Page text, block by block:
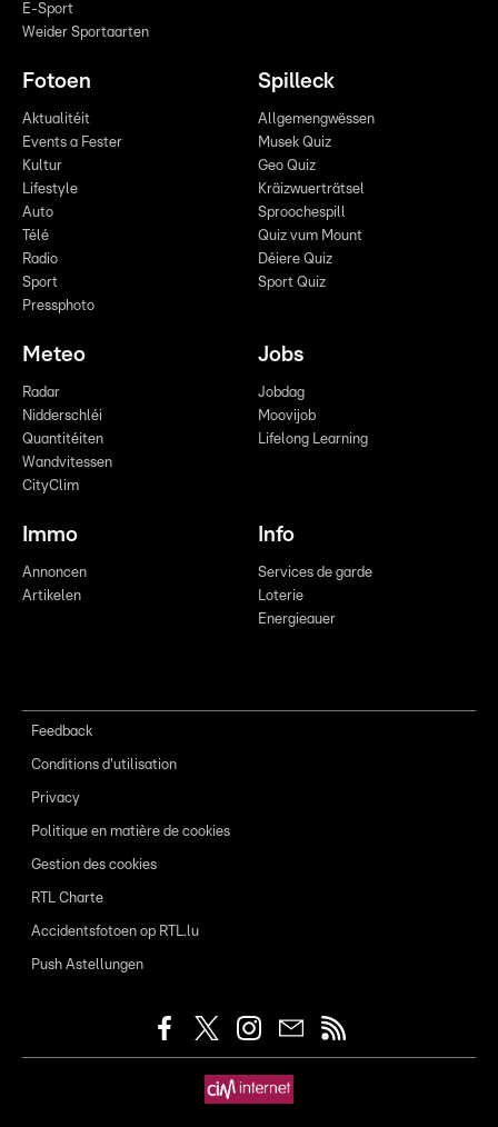
E-Sport
Weider Sportaarten
Fotoen
Aktualitéit
Events a Fester
Kultur
Lifestyle
Auto
Télé
Radio
Sport
Pressphoto
Spilleck
Allgemengwëssen
Musek Quiz
Geo Quiz
Kräizwuerträtsel
Sproochespill
Quiz vum Mount
Déiere Quiz
Sport Quiz
Meteo
Radar
Nidderschléi
Quantitéiten
Wandvitessen
CityClim
Jobs
Jobdag
Moovijob
Lifelong Learning
Immo
Annoncen
Artikelen
Info
Services de garde
Loterie
Energieauer
Feedback
Conditions d'utilisation
Privacy
Politique en matière de cookies
Gestion des cookies
RTL Charte
Accidentsfotoen op RTL.lu
Push Astellungen